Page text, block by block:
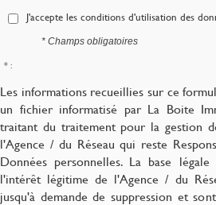
J'accepte les conditions d'utilisation des
* Champs obligatoires
* :
Les informations recueillies sur ce
un fichier informatisé par La Boite
traitant du traitement pour la gestion
l'Agence / du Réseau qui reste
Données personnelles. La base
l'intérêt légitime de l'Agence / du
jusqu'à demande de suppression et